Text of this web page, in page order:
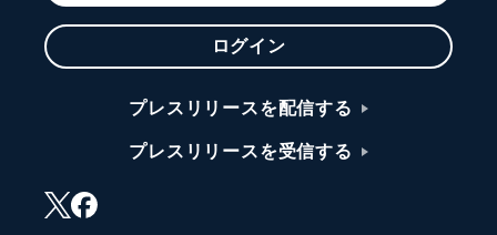
ログイン
プレスリリースを配信する
プレスリリースを受信する